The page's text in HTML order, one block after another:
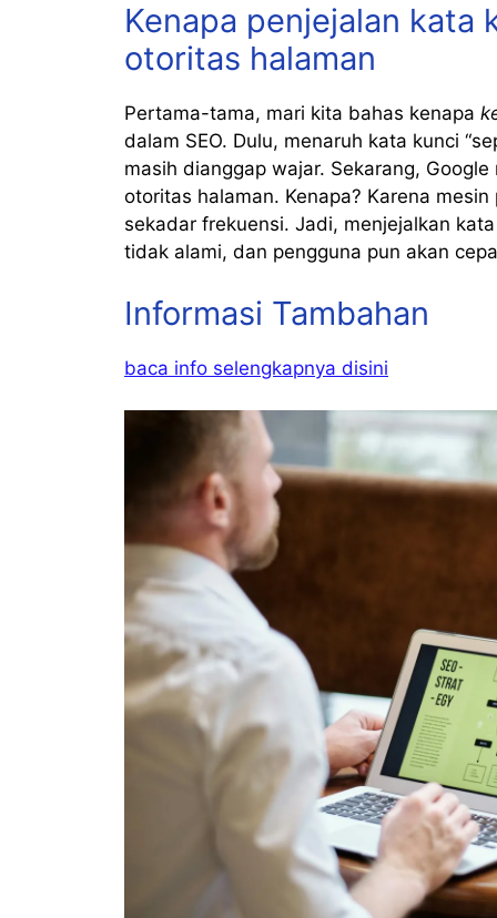
Kenapa penjejalan kata
otoritas halaman
Pertama-tama, mari kita bahas kenapa
dalam SEO. Dulu, menaruh kata kunci
masih dianggap wajar. Sekarang,
otoritas halaman. Kenapa? Karena
sekadar frekuensi. Jadi, menjejalkan
tidak alami, dan pengguna pun akan
Informasi Tambahan
baca info selengkapnya disini